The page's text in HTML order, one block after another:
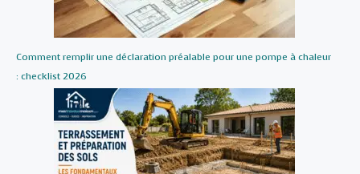
Comment remplir une déclaration préalable pour une pompe à chaleur
: checklist 2026